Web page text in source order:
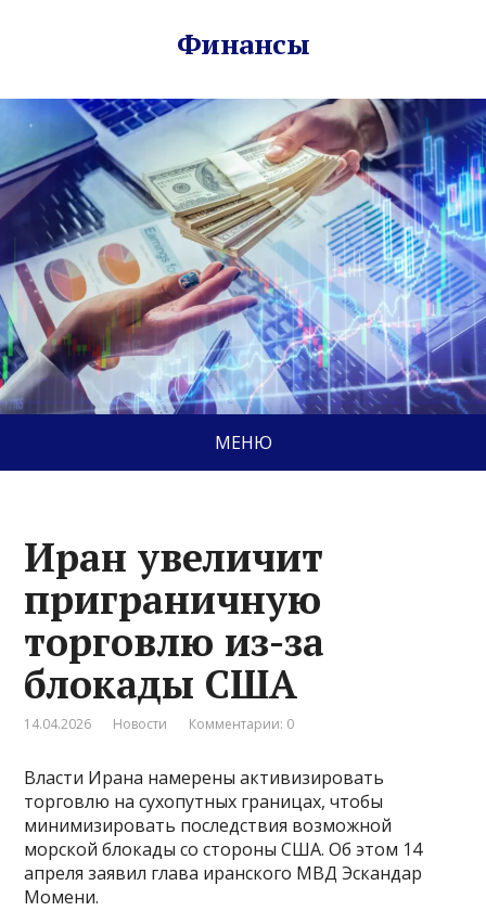
Финансы
МЕНЮ
Иран увеличит
приграничную
торговлю из-за
блокады США
14.04.2026 Новости Комментарии: 0
Власти Ирана намерены активизировать
торговлю на сухопутных границах, чтобы
минимизировать последствия возможной
морской блокады со стороны США. Об этом 14
апреля заявил глава иранского МВД Эскандар
Момени.